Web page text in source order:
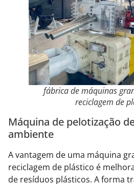
fábrica de máquinas
reciclagem de
Máquina de pelotização
ambiente
A vantagem de uma máquina
reciclagem de plástico é
de resíduos plásticos. A forma